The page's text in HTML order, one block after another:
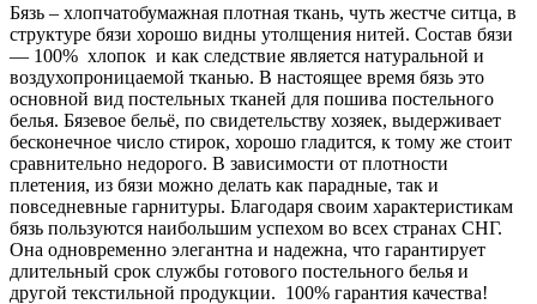
Бязь – хлопчатобумажная плотная ткань, чуть жестче ситца, в
структуре бязи хорошо видны утолщения нитей. Состав бязи
― 100% хлопок и как следствие является натуральной и
воздухопроницаемой тканью. В настоящее время бязь это
основной вид постельных тканей для пошива постельного
белья. Бязевое бельё, по свидетельству хозяек, выдерживает
бесконечное число стирок, хорошо гладится, к тому же стоит
сравнительно недорого. В зависимости от плотности
плетения, из бязи можно делать как парадные, так и
повседневные гарнитуры. Благодаря своим характеристикам
бязь пользуются наибольшим успехом во всех странах СНГ.
Она одновременно элегантна и надежна, что гарантирует
длительный срок службы готового постельного белья и
другой текстильной продукции. 100% гарантия качества!